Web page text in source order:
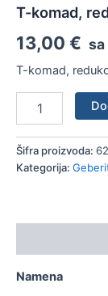
T-komad,
13,00 € sa
T-komad,
količina
Šifra proizvoda:
Kategorija:
Namena